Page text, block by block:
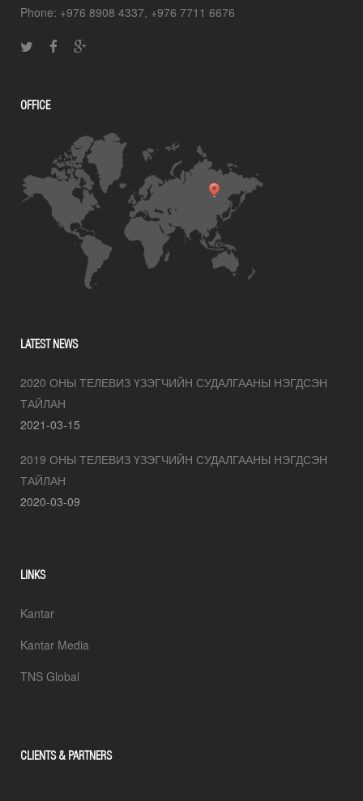
Phone: +976 8908 4337, +976 7711 6676
OFFICE
LATEST NEWS
2020 ОНЫ ТЕЛЕВИЗ ҮЗЭГЧИЙН СУДАЛГААНЫ НЭГДСЭН
ТАЙЛАН
2021-03-15
2019 ОНЫ ТЕЛЕВИЗ ҮЗЭГЧИЙН СУДАЛГААНЫ НЭГДСЭН
ТАЙЛАН
2020-03-09
LINKS
Kantar
Kantar Media
TNS Global
CLIENTS & PARTNERS